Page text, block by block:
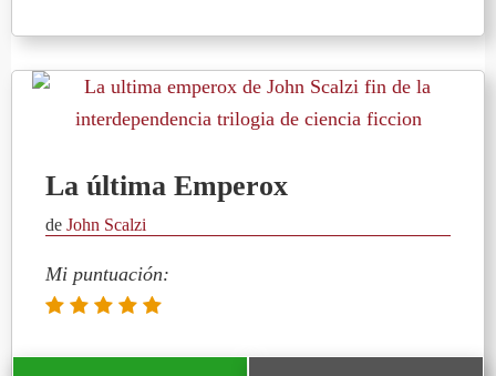
La última Emperox
de John Scalzi
Mi puntuación: